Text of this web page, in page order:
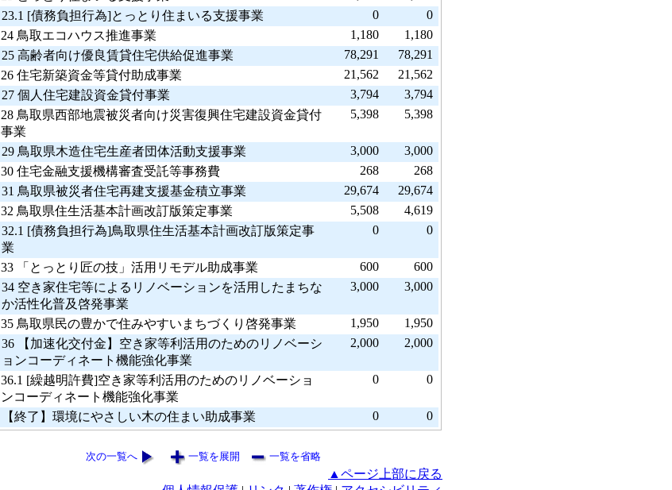
23.1 [債務負担行為]とっとり住まいる支援事業
0
0
24 鳥取エコハウス推進事業
1,180
1,180
25 高齢者向け優良賃貸住宅供給促進事業
78,291
78,291
26 住宅新築資金等貸付助成事業
21,562
21,562
27 個人住宅建設資金貸付事業
3,794
3,794
28 鳥取県西部地震被災者向け災害復興住宅建設資金貸付
事業
5,398 5,398
29 鳥取県木造住宅生産者団体活動支援事業 3,000
3,000
30 住宅金融支援機構審査受託等事務費
268
268
31 鳥取県被災者住宅再建支援基金積立事業
29,674
29,674
32 鳥取県住生活基本計画改訂版策定事業
5,508
4,619
32.1 [債務負担行為]鳥取県住生活基本計画改訂版策定事
業
0 0
33 「とっとり匠の技」活用リモデル助成事業 600
600
34 空き家住宅等によるリノベーションを活用したまちな
か活性化普及啓発事業
3,000 3,000
35 鳥取県民の豊かで住みやすいまちづくり啓発事業 1,950
1,950
36 【加速化交付金】空き家等利活用のためのリノベーシ
ョンコーディネート機能強化事業
2,000 2,000
36.1 [繰越明許費]空き家等利活用のためのリノベーショ
ンコーディネート機能強化事業
0 0
【終了】環境にやさしい木の住まい助成事業 0 0
次の一覧へ 一覧を展開 一覧を省略
▲ページ上部に戻る